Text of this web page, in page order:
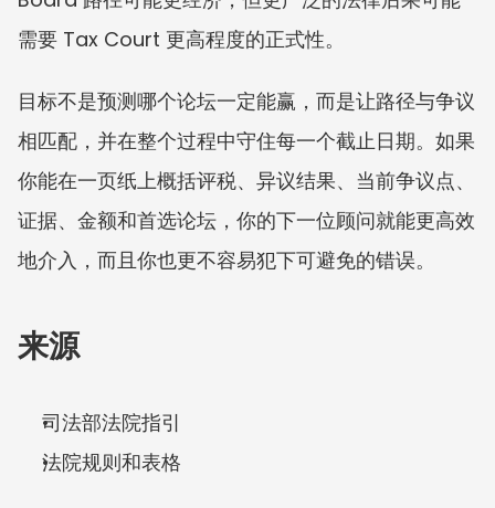
需要 Tax Court 更高程度的正式性。
目标不是预测哪个论坛一定能赢，而是让路径与争议
相匹配，并在整个过程中守住每一个截止日期。如果
你能在一页纸上概括评税、异议结果、当前争议点、
证据、金额和首选论坛，你的下一位顾问就能更高效
地介入，而且你也更不容易犯下可避免的错误。
来源
司法部法院指引
法院规则和表格